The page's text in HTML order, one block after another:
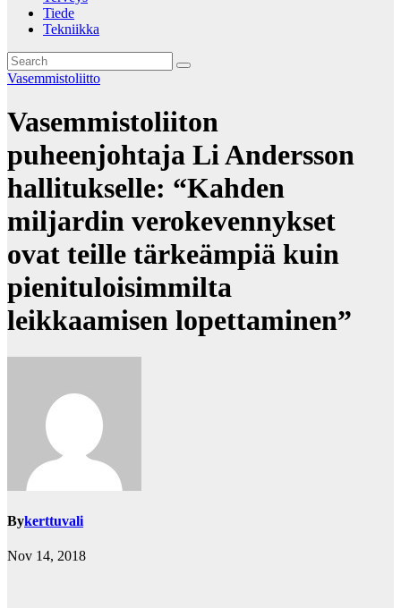
Tiede
Tekniikka
Vasemmistoliitto
Vasemmistoliiton
puheenjohtaja Li Andersson
hallitukselle: “Kahden
miljardin verokevennykset
ovat teille tärkeämpiä kuin
pienituloisimmilta
leikkaamisen lopettaminen”
Bykerttuvali
Nov 14, 2018